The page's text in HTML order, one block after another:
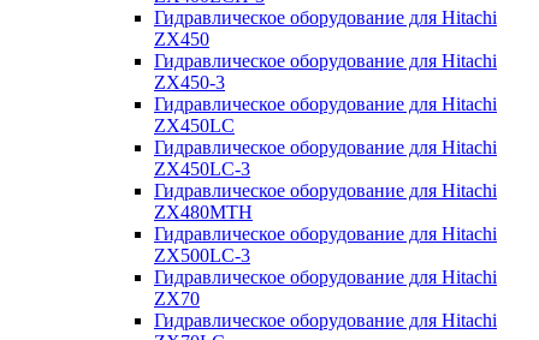
Гидравлическое оборудование для Hitachi
ZX450
Гидравлическое оборудование для Hitachi
ZX450-3
Гидравлическое оборудование для Hitachi
ZX450LC
Гидравлическое оборудование для Hitachi
ZX450LC-3
Гидравлическое оборудование для Hitachi
ZX480MTH
Гидравлическое оборудование для Hitachi
ZX500LC-3
Гидравлическое оборудование для Hitachi
ZX70
Гидравлическое оборудование для Hitachi